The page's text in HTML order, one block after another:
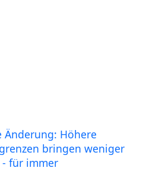
Änderung: Höhere
bringen weniger
- für immer